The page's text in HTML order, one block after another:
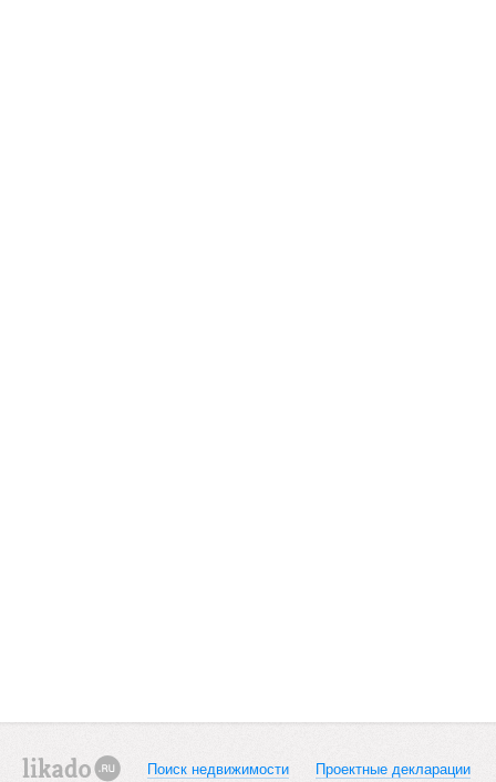
Поиск недвижимости Проектные декларации